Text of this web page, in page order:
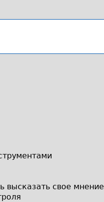
высказать свое мнение